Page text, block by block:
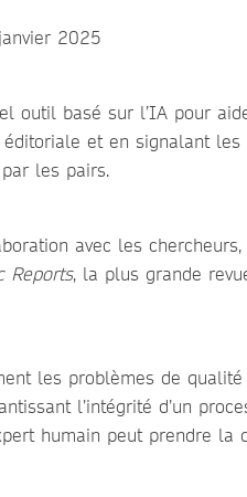
2025
outil basé sur l’IA pour
et en signalant
les pairs.
avec les
Reports, la plus grande
les problèmes de
l’intégrité d’un
humain peut prendre la